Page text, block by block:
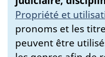
Propriété et
pronoms et les
peuvent être